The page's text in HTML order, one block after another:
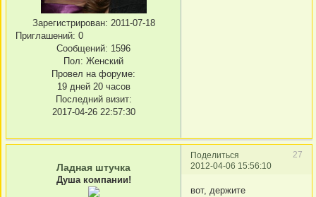
Зарегистрирован: 2011-07-18
Приглашений: 0
Сообщений: 1596
Пол: Женский
Провел на форуме:
19 дней 20 часов
Последний визит:
2017-04-26 22:57:30
Поделиться
27
2012-04-06 15:56:10
Ладная штучка
Душа компании!
вот, держите